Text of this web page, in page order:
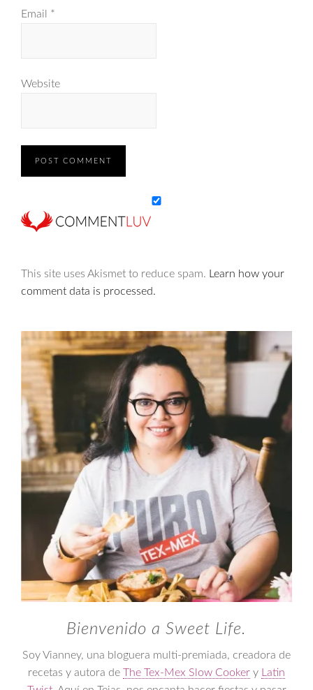
Email *
Website
This site uses Akismet to reduce spam.
Learn how your
comment data is processed.
Bienvenido a Sweet Life.
Soy Vianney, una bloguera multi-premiada, creadora de
recetas y autora de The Tex-Mex Slow Cooker y
Latin